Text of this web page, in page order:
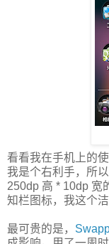
看看我在手机上的使
我是个右利手，所
250dp 高 * 10dp 宽
知栏图标，我这个
最可贵的是，